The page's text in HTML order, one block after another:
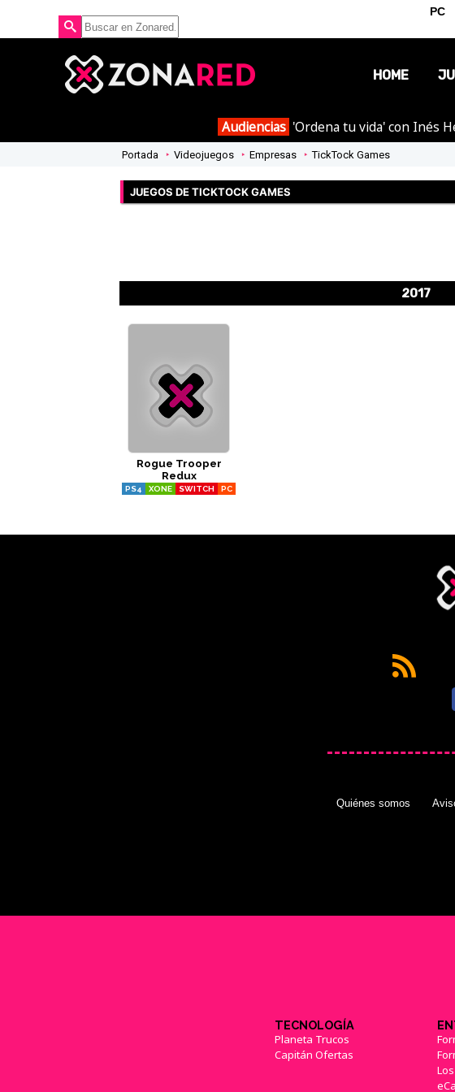
HOME
Audiencias 'Ordena tu vida' con Inés
Portada Videojuegos Empresas TickTock Games
JUEGOS DE TICKTOCK GAMES
2017
Rogue Trooper
Redux
PS4 XONE SWITCH PC
PC
Quiénes somos
TECNOLOGÍA
Planeta Trucos
Capitán Ofertas